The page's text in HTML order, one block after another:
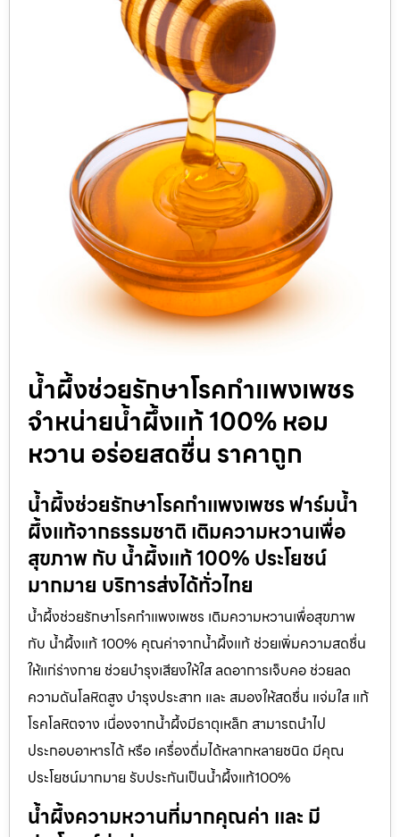
น้ำผึ้งช่วยรักษาโรคกำแพงเพชร
จำหน่ายน้ำผึ้งแท้ 100% หอม
หวาน อร่อยสดชื่น ราคาถูก
น้ำผึ้งช่วยรักษาโรคกำแพงเพชร ฟาร์มน้ำ
ผึ้งแท้จากธรรมชาติ เติมความหวานเพื่อ
สุขภาพ กับ น้ำผึ้งแท้ 100% ประโยชน์
มากมาย บริการส่งได้ทั่วไทย
น้ำผึ้งช่วยรักษาโรคกำแพงเพชร เติมความหวานเพื่อสุขภาพ
กับ น้ำผึ้งแท้ 100% คุณค่าจากน้ำผึ้งแท้ ช่วยเพิ่มความสดชื่น
ให้แก่ร่างกาย ช่วยบำรุงเสียงให้ใส ลดอาการเจ็บคอ ช่วยลด
ความดันโลหิตสูง บำรุงประสาท และ สมองให้สดชื่น แจ่มใส แก้
โรคโลหิตจาง เนื่องจากน้ำผึ้งมีธาตุเหล็ก สามารถนำไป
ประกอบอาหารได้ หรือ เครื่องดื่มได้หลากหลายชนิด มีคุณ
ประโยชน์มากมาย รับประกันเป็นน้ำผึ้งแท้100%
น้ำผึ้งความหวานที่มากคุณค่า และ มี